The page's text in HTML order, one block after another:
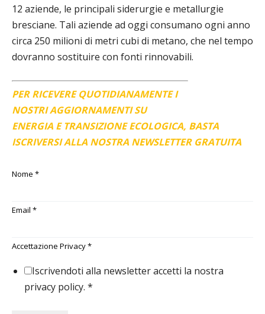
12 aziende, le principali siderurgie e metallurgie
bresciane. Tali aziende ad oggi consumano ogni anno
circa 250 milioni di metri cubi di metano, che nel tempo
dovranno sostituire con fonti rinnovabili.
PER RICEVERE QUOTIDIANAMENTE I
NOSTRI AGGIORNAMENTI SU
ENERGIA E TRANSIZIONE ECOLOGICA, BASTA
ISCRIVERSI ALLA NOSTRA NEWSLETTER GRATUITA
Nome *
Email *
Accettazione Privacy*
Iscrivendoti alla newsletter accetti la nostra
privacy policy. *